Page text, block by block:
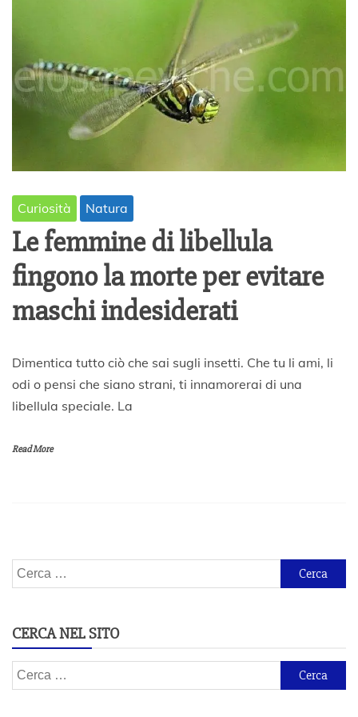
Curiosità Natura
Le femmine di libellula
fingono la morte per evitare
maschi indesiderati
1
G
e
a
Dimentica tutto ciò che sai sugli insetti. Che tu li ami, li
odi o pensi che siano strani, ti innamorerai di una
libellula speciale. La
Read More
Ricerca
per:
CERCA NEL SITO
Ricerca
per: